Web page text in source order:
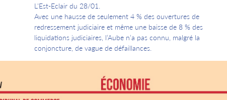
L'Est-Eclair du 28/01.
Avec une hausse de seulement 4 % des ouvertures de
redressement judiciaire et même une baisse de 8 % des
liquidations judiciaires, l’Aube n’a pas connu, malgré la
conjoncture, de vague de défaillances.